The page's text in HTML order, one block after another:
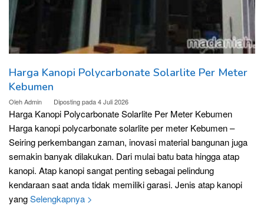
Harga Kanopi Polycarbonate Solarlite Per Meter
Kebumen
OlehAdmin Diposting pada4 Juli 2026
Harga Kanopi Polycarbonate Solarlite Per Meter Kebumen
Harga kanopi polycarbonate solarlite per meter Kebumen –
Seiring perkembangan zaman, inovasi material bangunan juga
semakin banyak dilakukan. Dari mulai batu bata hingga atap
kanopi. Atap kanopi sangat penting sebagai pelindung
kendaraan saat anda tidak memiliki garasi. Jenis atap kanopi
yangSelengkapnya >